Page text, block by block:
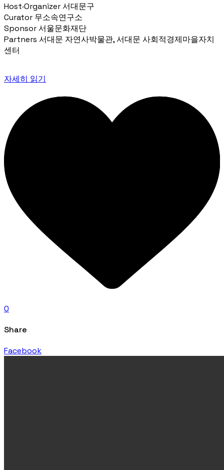
Host·Organizer 서대문구
Curator 무소속연구소
Sponsor 서울문화재단
Partners 서대문 자연사박물관, 서대문 사회적경제마을자치
센터
자세히 읽기
0
Share
Facebook